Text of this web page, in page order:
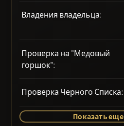
Владения владельца:
Проверка на "Медовый
горшок":
Проверка Черного Списка:
Показать еще